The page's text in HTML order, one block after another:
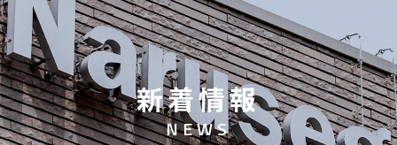
新着情報
NEWS